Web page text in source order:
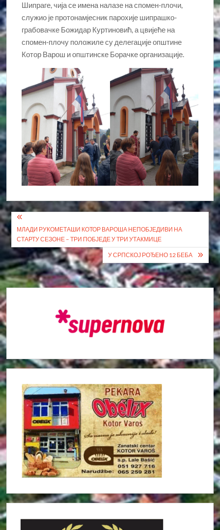
Шипраге, чија се имена налазе на спомен-плочи,
служио је протонамјесник парохије шипрашко-
грабовачке Божидар Куртиновић, а цвијеће на
спомен-плочу положиле су делегације општине
Котор Варош и општинске Борачке организације.
Кретање
чланка
МЛАДИ РУКОМЕТАШИ КОТОР ВАРОША НЕПОБЈЕДИВИ НА
СТАРТУ СЕЗОНЕ – ТРИ ПОБЈЕДЕ У ТРИ УТАКМИЦЕ
У СРПСКОЈ РОЂЕНО 12 БЕБА